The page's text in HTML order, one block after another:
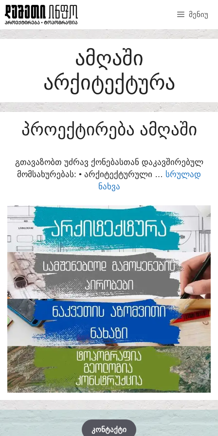
SKIP
TO
CONTENT
ᲛᲔᲜᲘᲣ
ᲐᲛᲦᲐᲨᲘ
ᲐᲠᲥᲘᲢᲔᲥᲢᲣᲠᲐ
ᲞᲠᲝᲔᲥᲢᲘᲠᲔᲑᲐ ᲐᲛᲦᲐᲨᲘ
ᲒᲗᲐᲕᲐᲖᲝᲑᲗ ᲣᲫᲠᲐᲕ ᲥᲝᲜᲔᲑᲐᲡᲗᲐᲜ ᲓᲐᲙᲐᲕᲨᲘᲠᲔᲑᲣᲚ
ᲛᲝᲛᲡᲐᲮᲣᲠᲔᲑᲐᲡ:​ • ᲐᲠᲥᲘᲢᲔᲥᲢᲣᲠᲣᲚᲘ … ᲡᲠᲣᲚᲐᲓ
ᲜᲐᲮᲕᲐ
ᲙᲝᲜᲢᲐᲥᲢᲘ